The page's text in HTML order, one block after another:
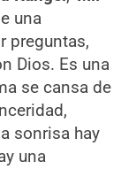
una
preguntas,
Dios. Es una
se cansa de
sonrisa hay
una